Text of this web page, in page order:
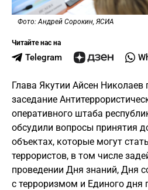
Фото: Андрей Сорокин, ЯСИА
Читайте нас на
Telegram
Глава Якутии Айсен Николаев
заседание
оперативного штаба
обсудили вопросы принятия
объектах, которые могут
террористов, в том числе
проведении Дня знаний, Дня
с терроризмом и Единого дня